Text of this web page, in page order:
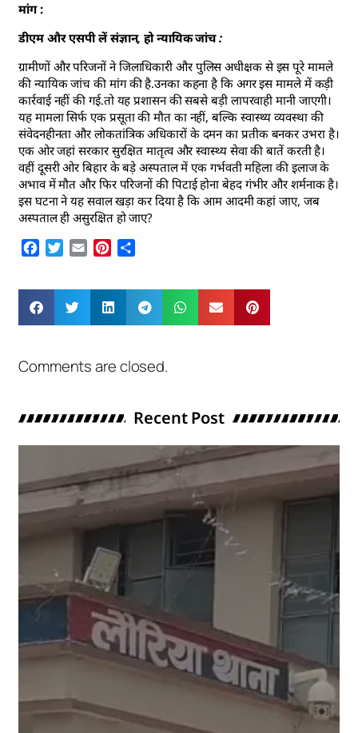
मांग :
डीएम और एसपी लें संज्ञान, हो न्यायिक जांच :
ग्रामीणों और परिजनों ने जिलाधिकारी और पुलिस अधीक्षक से इस पूरे मामले
की न्यायिक जांच की मांग की है.उनका कहना है कि अगर इस मामले में कड़ी
कार्रवाई नहीं की गई.तो यह प्रशासन की सबसे बड़ी लापरवाही मानी जाएगी।
यह मामला सिर्फ एक प्रसूता की मौत का नहीं, बल्कि स्वास्थ्य व्यवस्था की
संवेदनहीनता और लोकतांत्रिक अधिकारों के दमन का प्रतीक बनकर उभरा है।
एक ओर जहां सरकार सुरक्षित मातृत्व और स्वास्थ्य सेवा की बातें करती है।
वहीं दूसरी ओर बिहार के बड़े अस्पताल में एक गर्भवती महिला की इलाज के
अभाव में मौत और फिर परिजनों की पिटाई होना बेहद गंभीर और शर्मनाक है।
इस घटना ने यह सवाल खड़ा कर दिया है कि आम आदमी कहां जाए, जब
अस्पताल ही असुरक्षित हो जाए?
Facebook
Twitter
Email Pinterest
Comments are closed.
Recent Post